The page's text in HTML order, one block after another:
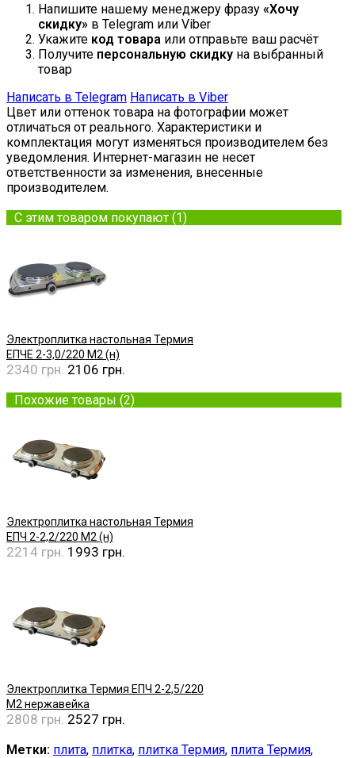
Напишите нашему менеджеру фразу «Хочу
скидку» в Telegram или Viber
Укажите код товара или отправьте ваш расчёт
Получите персональную скидку на выбранный
товар
Написать в Telegram Написать в Viber
Цвет или оттенок товара на фотографии может
отличаться от реального. Характеристики и
комплектация могут изменяться производителем без
уведомления. Интернет-магазин не несет
ответственности за изменения, внесенные
производителем.
С этим товаром покупают (1)
Электроплитка настольная Термия
ЕПЧE 2-3,0/220 M2 (н)
2340 грн. 2106 грн.
Похожие товары (2)
Электроплитка настольная Термия
ЕПЧ 2-2,2/220 М2 (н)
2214 грн. 1993 грн.
Электроплитка Термия ЕПЧ 2-2,5/220
М2 нержавейка
2808 грн. 2527 грн.
Метки: плита, плитка, плитка Термия, плита Термия,